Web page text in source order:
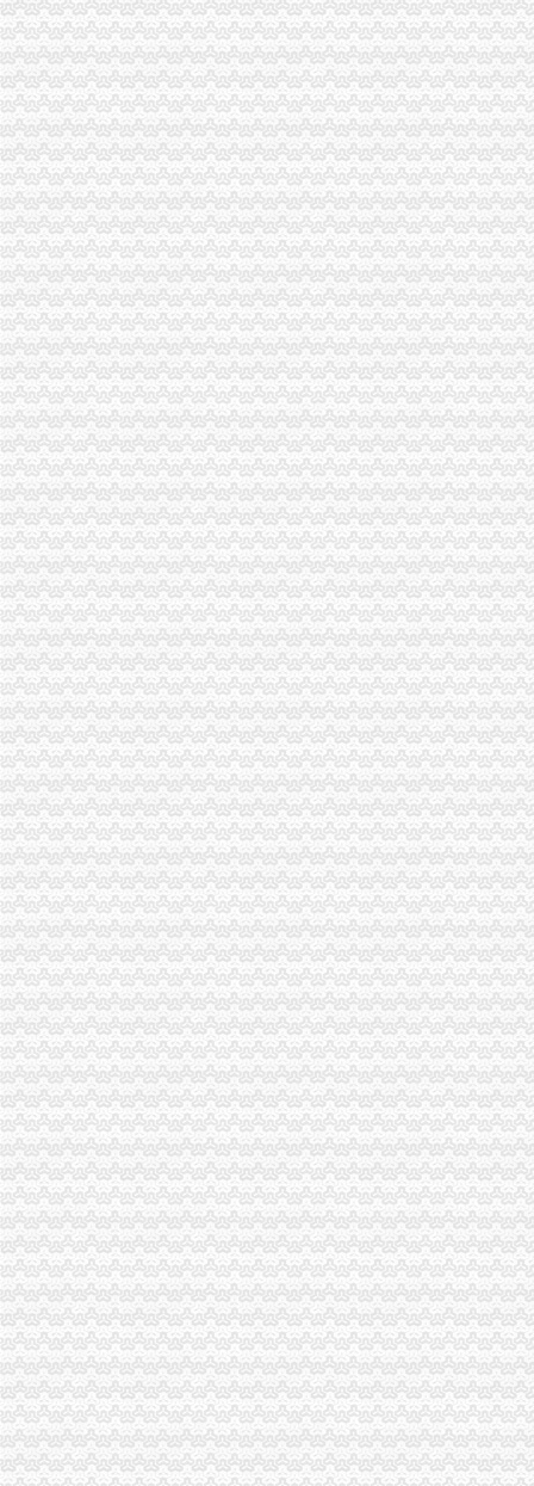
市0元注册公司流程消委会提醒市民加防范意识避免装修陷阱
忠县局一元注册公司流程李同志受国家工商总局表彰
垫江局四措施开展“六一”重庆免费注册公司儿童节市场整
巫山县人大常委会副主任朱宏祥一行到工商局重庆免费注册公司检查工作
涪陵局重庆0元注册公司切实维护全区蚕茧收购秩序
高新区局重庆0元注册公司化执法办案推进网络监管
经开区局0元注册公司化四个重点确保食品安全
九龙坡局四措并举维护良好的免费注册公司中考环境
奉节局0元注册公司部门联合保护渔业资源专项整行动见成效
工商动态
沙坪坝局抓住“五个关键”0元注册公司流程推动重点工作全面开展
高新区工商分局一元注册公司流程唐波向灾区捐款5600元
铜梁局开展“红盾保春耕”0元注册公司行动有实效
万盛局五项措施加“五一”一元注册公司流程旅游市场管理见成效
沙坪坝局一元注册公司双巷子所建立新机制加楼宇经济监管
高新区局政务信息五化做到“五确保”一元注册公司流程
市局被邀参与“光重庆”免费注册公司节目访谈
渝中局重庆0元注册公司突出提高案件质量创新执法质量考核
丰都局0元注册公司流程龙河所四举措全面清理整非煤矿山
荣昌局一元注册公司五大制度加大广告监管工作力度
南岸局重庆0元注册公司四公里工商所推行办案新模式率先实现基层执法能力指
北碚局重庆一元注册公司三措并举深入开展大讨论
经开区局重庆0元注册公司开展户外广告专项清理取得成效
北碚局重庆0元注册公司启动商标发展战略为宣周造势
江津局“两手抓”一元注册公司流程积构建食品安全监管长效机制
石柱局四项措施有效遏制县城农贸市0元注册公司场牛肉注水行为
永川局一元注册公司流程创新建立商标战略服务制度成效显著
大足局免费注册公司石马工商所三项措施清理整顿户外广告
彭水工商局一元注册公司与公安联手整辖区旅馆业
高新区IT市一元注册公司场实行《先行赔付制度》
市免费注册公司局经检总队狠抓风廉政建设初见成效
巫溪局城厢二所为“限塑令”重庆0元注册公司推广做好前期准备工作
酉局认真清理整顿有悖于精文明建设要求的重庆一元注册公司广告
云局七严举措抓好高中考期间食品市0元注册公司流程场监管
南局1元注册公司办结三起股权出质登记为企业融资1416万元
经开园局“三个确保”一元注册公司推进信息公开工作
丰都局重庆0元注册公司全面启动网吧专项整
梁平局四举措整夏季饮料市重庆免费注册公司场
綦江局开展“五个一”0元注册公司助残活动
巫溪局重庆一元注册公司城厢一所创新服务促个经济发展
市重庆一元注册公司局广告处力促区域广告产业发展
城口局重庆0元注册公司加学习推进政务公开工作
黔江局0元注册公司流程五措并举化安全生产
市0元注册公司流程局机关开展消防安全知识培训提升消防应急处置能力
巴南局紧扣四条主线狠抓儿童消费品市重庆0元注册公司场监管
九龙坡局重庆一元注册公司深入推进流通领域产品质量和食品安全监管
渝北局一元注册公司流程全力支持做好三峡库区移民搬迁工作
沙坪坝局围绕“324”重庆0元注册公司工作思路加“六一”期间儿童食品市场监管
渝中局“1341”0元注册公司工作举措推进食品安全专项整工作
市局机关委布置开展“员带头解放思想、带头查找问题”0元注册公司专题组织生
市一元注册公司局在余震中圆满完成公务员招录面试工作
南川局免费注册公司五项措施开展无照经营专项整工作
重庆市重庆免费注册公司政领导干部开放型经济与工商管理高级研修班在总局
巴南局四项措施从严监管灾后市免费注册公司场秩序
永川局“六一”0元注册公司节前问灾区儿童
忠县局0元注册公司忠州所化服务为考生护航
万州局免费注册公司力推进干部职工大培训大转型工作
经开园局0元注册公司三举措把好儿童节消费安全关
渝中局一元注册公司大坪所率辖区企业赴灾区救灾